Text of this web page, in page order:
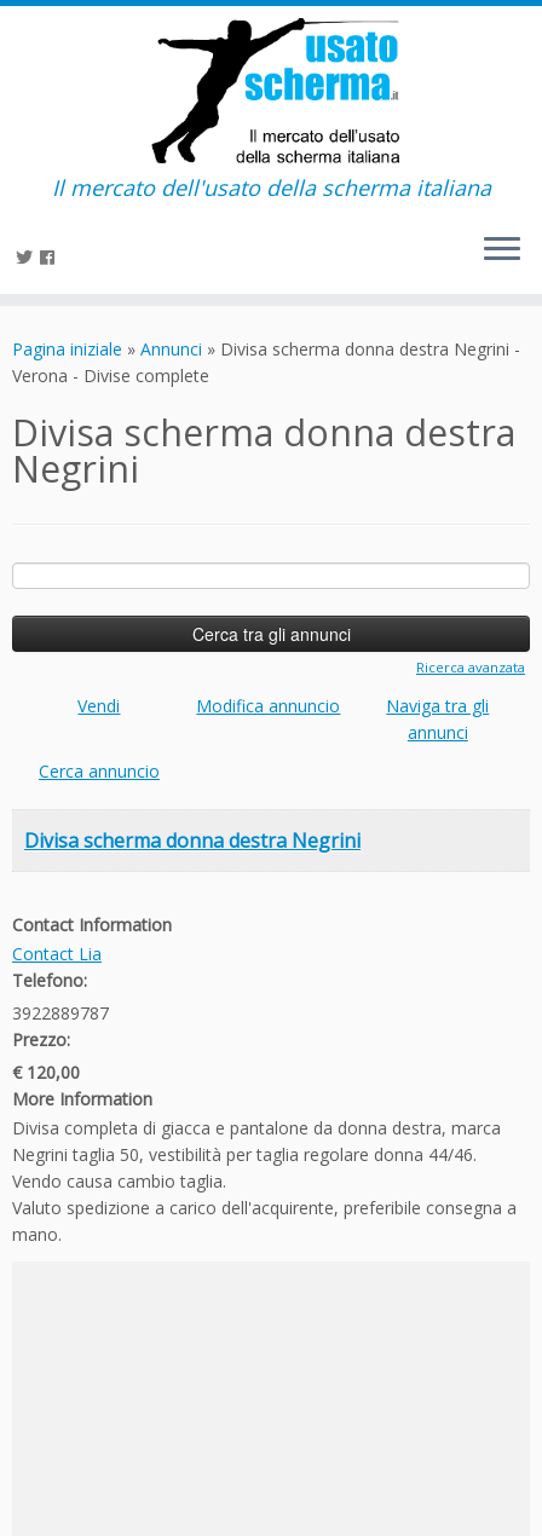
contenuto
Il mercato dell'usato della scherma italiana
Pagina iniziale » Annunci » Divisa scherma donna destra Negrini -
Verona - Divise complete
Divisa scherma donna destra
Negrini
Ricerca
Ricerca avanzata
Vendi Modifica annuncio
Naviga tra gli
annunci
Cerca annuncio
Divisa scherma donna destra Negrini
Contact Information
Contact Lia
Telefono:
3922889787
Prezzo:
€ 120,00
More Information
Divisa completa di giacca e pantalone da donna destra, marca
Negrini taglia 50, vestibilità per taglia regolare donna 44/46.
Vendo causa cambio taglia.
Valuto spedizione a carico dell'acquirente, preferibile consegna a
mano.